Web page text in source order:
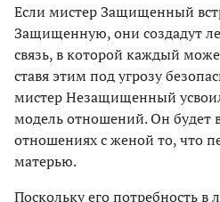
Если мистер Защищенный
Защищенную, они создадут
связь, в которой каждый
ставя этим под угрозу
мистер Незащищенный
модель отношений. Он будет
отношениях с женой то, что
матерью.
Поскольку его потребность